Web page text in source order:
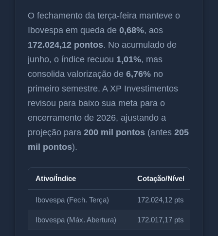
O fechamento da terça-feira manteve o
Ibovespa em queda de 0,68%, aos
172.024,12 pontos. No acumulado de
junho, o índice recuou 1,01%, mas
consolida valorização de 6,76% no
primeiro semestre. A XP Investimentos
revisou para baixo sua meta para o
encerramento de 2026, ajustando a
projeção para 200 mil pontos (antes 205
mil pontos).
Ativo/Índice Cotação/Nível
Ibovespa (Fech. Terça) 172.024,12 pts
Ibovespa (Máx. Abertura) 172.017,17 pts